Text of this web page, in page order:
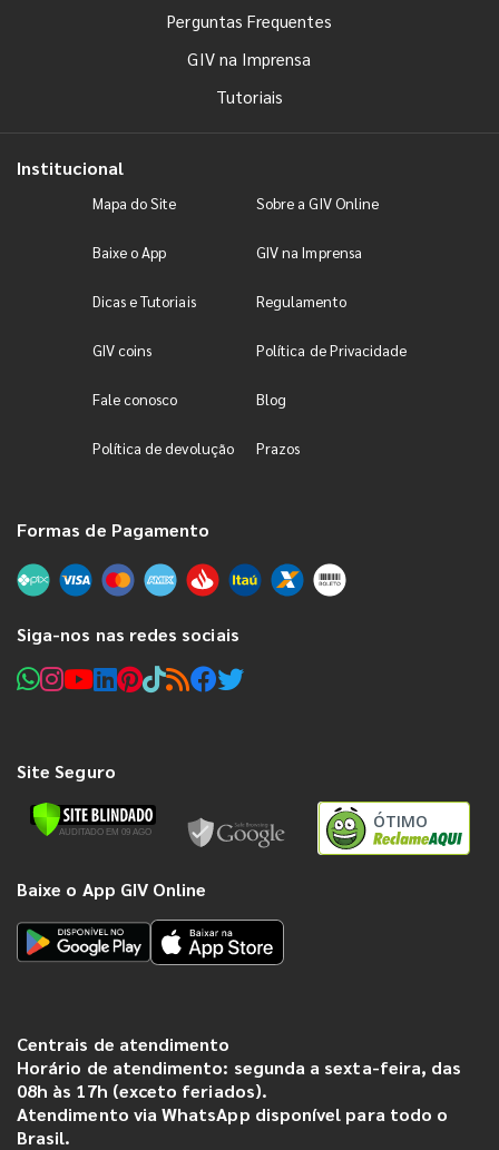
Perguntas Frequentes
GIV na Imprensa
Tutoriais
Institucional
Mapa do Site Sobre a GIV Online
Baixe o App GIV na Imprensa
Dicas e Tutoriais Regulamento
GIV coins Política de Privacidade
Fale conosco Blog
Política de devolução Prazos
Formas de Pagamento
Siga-nos nas redes sociais
Site Seguro
ÓTIMO
Baixe o App GIV Online
Centrais de atendimento
Horário de atendimento: segunda a sexta-feira, das
08h às 17h (exceto feriados).
Atendimento via WhatsApp disponível para todo o
Brasil.